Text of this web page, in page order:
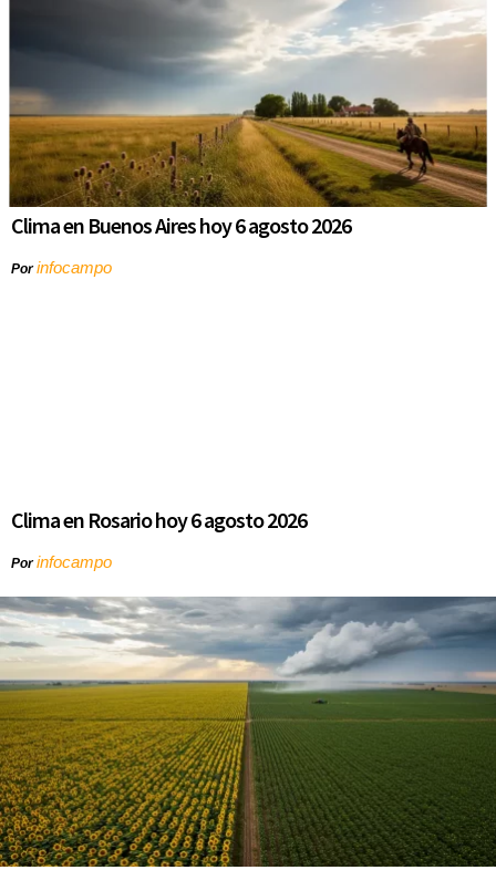
Clima en Buenos Aires hoy 6 agosto 2026
Porinfocampo
Clima en Rosario hoy 6 agosto 2026
Porinfocampo